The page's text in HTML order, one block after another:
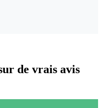
de vrais avis